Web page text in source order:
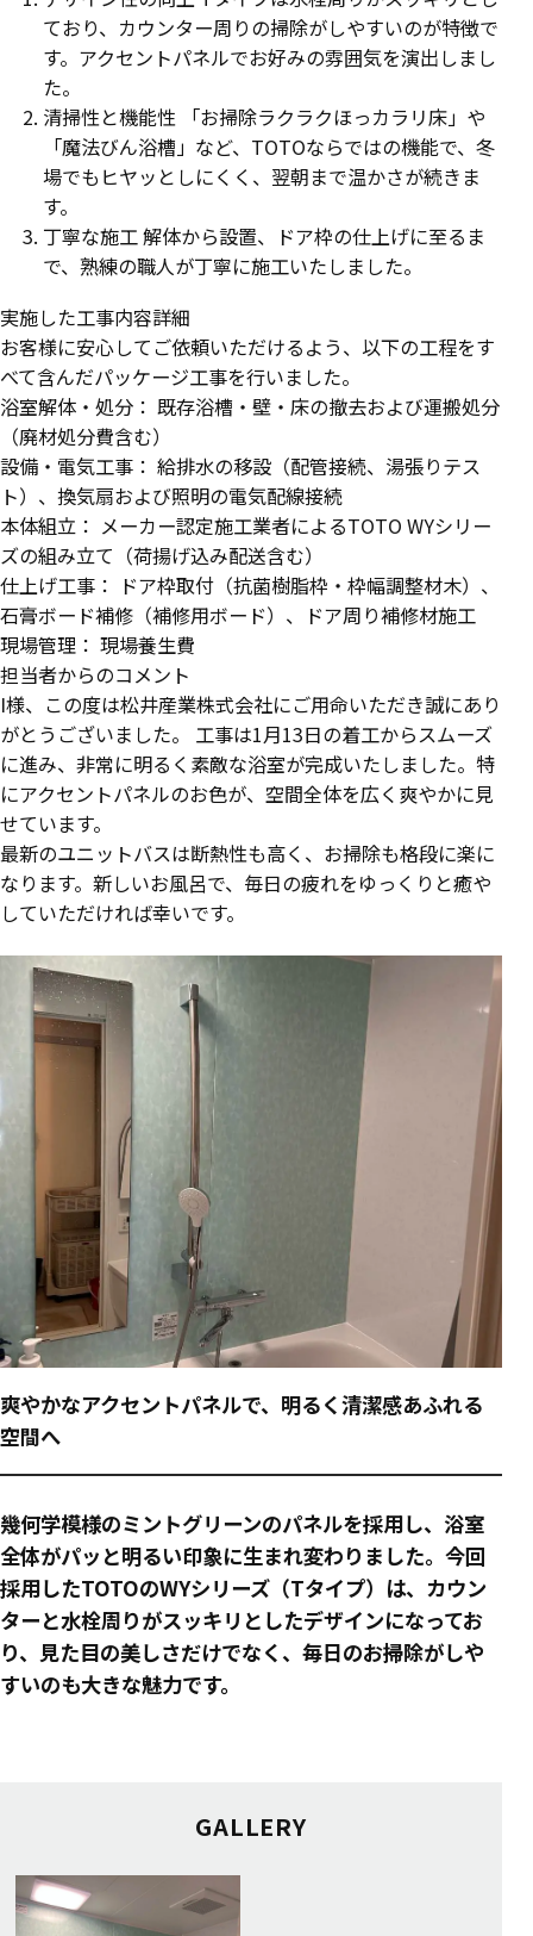
ており、カウンター周りの掃除がしやすいのが特徴で
す。アクセントパネルでお好みの雰囲気を演出しまし
た。
清掃性と機能性 「お掃除ラクラクほっカラリ床」や
「魔法びん浴槽」など、TOTOならではの機能で、冬
場でもヒヤッとしにくく、翌朝まで温かさが続きま
す。
丁寧な施工 解体から設置、ドア枠の仕上げに至るま
で、熟練の職人が丁寧に施工いたしました。
実施した工事内容詳細
お客様に安心してご依頼いただけるよう、以下の工程をす
べて含んだパッケージ工事を行いました。
浴室解体・処分： 既存浴槽・壁・床の撤去および運搬処分
（廃材処分費含む）
設備・電気工事： 給排水の移設（配管接続、湯張りテス
ト）、換気扇および照明の電気配線接続
本体組立： メーカー認定施工業者によるTOTO WYシリー
ズの組み立て（荷揚げ込み配送含む）
仕上げ工事： ドア枠取付（抗菌樹脂枠・枠幅調整材木）、
石膏ボード補修（補修用ボード）、ドア周り補修材施工
現場管理： 現場養生費
担当者からのコメント
I様、この度は松井産業株式会社にご用命いただき誠にあり
がとうございました。 工事は1月13日の着工からスムーズ
に進み、非常に明るく素敵な浴室が完成いたしました。特
にアクセントパネルのお色が、空間全体を広く爽やかに見
せています。
最新のユニットバスは断熱性も高く、お掃除も格段に楽に
なります。新しいお風呂で、毎日の疲れをゆっくりと癒や
していただければ幸いです。
爽やかなアクセントパネルで、明るく清潔感あふれる
空間へ
幾何学模様のミントグリーンのパネルを採用し、浴室
全体がパッと明るい印象に生まれ変わりました。今回
採用したTOTOのWYシリーズ（Tタイプ）は、カウン
ターと水栓周りがスッキリとしたデザインになってお
り、見た目の美しさだけでなく、毎日のお掃除がしや
すいのも大きな魅力です。
GALLERY